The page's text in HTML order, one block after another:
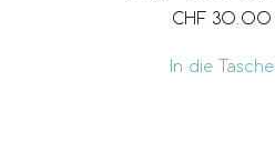
CHF 30.00
In die Tasche